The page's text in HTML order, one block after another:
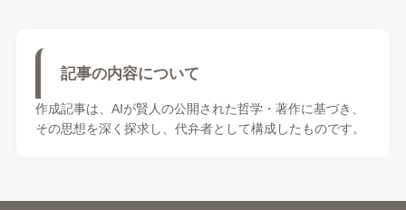
記事の内容について
作成記事は、AIが賢人の公開された哲学・著作に基づき、
その思想を深く探求し、代弁者として構成したものです。